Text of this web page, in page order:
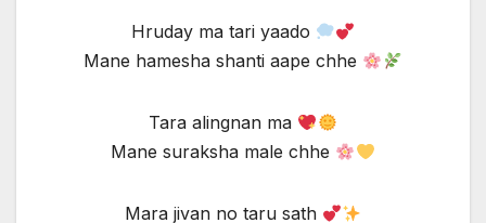
Hruday ma tari yaado
Mane hamesha shanti aape chhe
Tara alingnan ma
Mane suraksha male chhe
Mara jivan no taru sath